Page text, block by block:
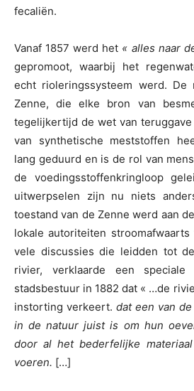
fecaliën.
Vanaf 1857 werd het « alles naar
gepromoot, waarbij het
echt rioleringssysteem werd.
Zenne, die elke bron van
tegelijkertijd de wet van
van synthetische meststoffen
lang geduurd en is de rol van
de voedingsstoffenkringloop
uitwerpselen zijn nu niets
toestand van de Zenne werd aan
lokale autoriteiten
vele discussies die leidden tot
rivier, verklaarde een
stadsbestuur in 1882 dat « …de
instorting verkeert. dat een van
in de natuur juist is om hun
door al het bederfelijke
voeren. […]